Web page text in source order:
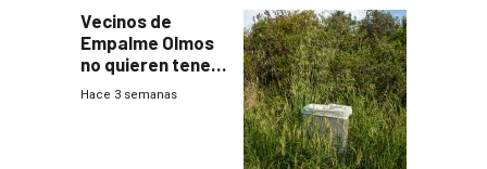
Vecinos de
Empalme Olmos
no quieren tener
cerca una planta
Hace 3 semanas